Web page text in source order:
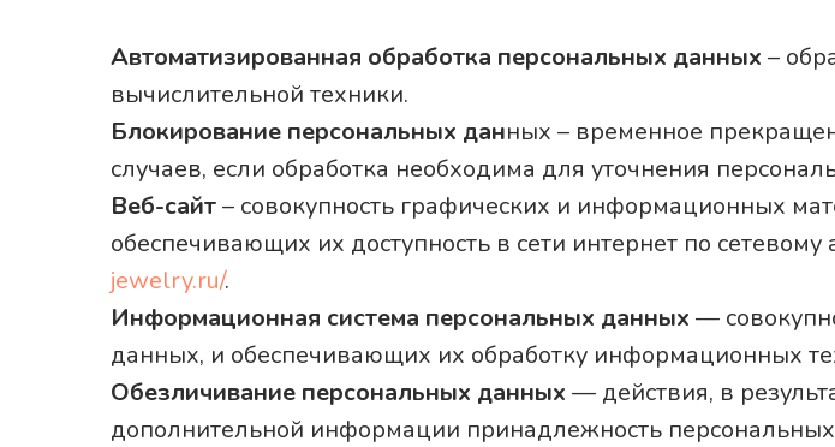
Автоматизированная обработка персональных данных –
вычислительной техники.
Блокирование персональных данных – временное
случаев, если обработка необходима для уточнения
Веб-сайт– совокупность графических и информационных
обеспечивающих их доступность в сети интернет по сетевому
jewelry.ru/.
Информационная система персональных данных —
данных, и обеспечивающих их обработку информационных
Обезличивание персональных данных — действия, в
дополнительной информации принадлежность